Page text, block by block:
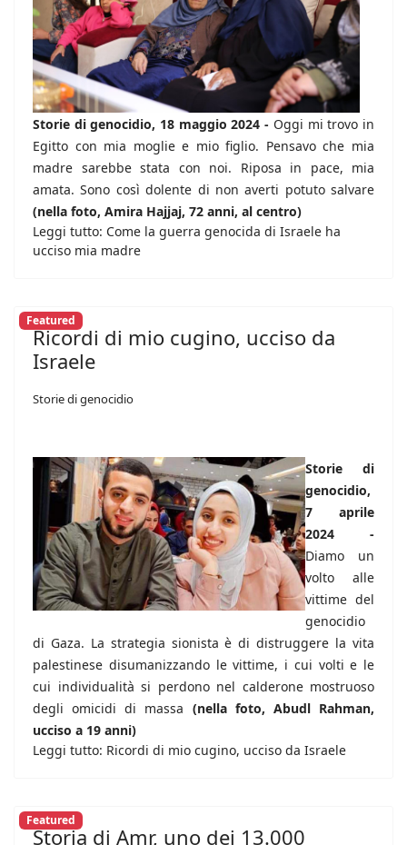
Storie di genocidio, 18 maggio 2024 - Oggi mi trovo in
Egitto con mia moglie e mio figlio. Pensavo che mia
madre sarebbe stata con noi. Riposa in pace, mia
amata. Sono così dolente di non averti potuto salvare
(nella foto, Amira Hajjaj, 72 anni, al centro)
Leggi tutto: Come la guerra genocida di Israele ha
ucciso mia madre
Featured
Ricordi di mio cugino, ucciso da
Israele
Storie di genocidio
Storie di
genocidio,
7 aprile
2024 -
Diamo un
volto alle
vittime del
genocidio
di Gaza. La strategia sionista è di distruggere la vita
palestinese disumanizzando le vittime, i cui volti e le
cui individualità si perdono nel calderone mostruoso
degli omicidi di massa (nella foto, Abudl Rahman,
ucciso a 19 anni)
Leggi tutto: Ricordi di mio cugino, ucciso da Israele
Featured
Storia di Amr, uno dei 13.000